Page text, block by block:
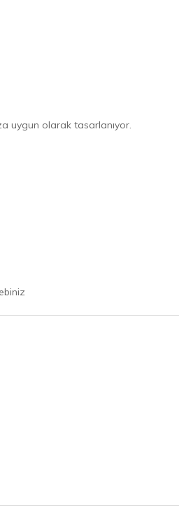
uygun olarak tasarlanıyor.